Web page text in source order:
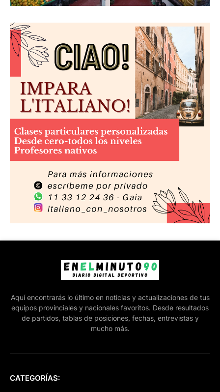
Aquí encontrarás lo último en noticias y actualizaciones de tus
equipos provinciales y nacionales favoritos. Desde resultados
de partidos, tablas de posiciones, fechas, entrevistas y
mucho más.
CATEGORÍAS: